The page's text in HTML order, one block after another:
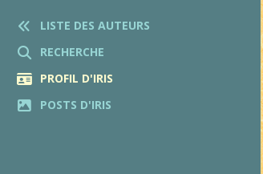
LISTE DES AUTEURS
RECHERCHE
PROFIL D'IRIS
POSTS D'IRIS